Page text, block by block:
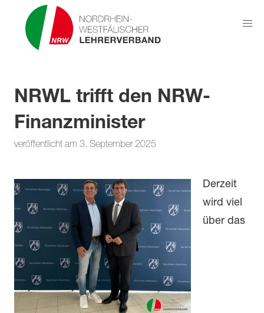
NRWL trifft den NRW-
Finanzminister
veröffentlicht am 3. September 2025
Derzeit
wird viel
über das